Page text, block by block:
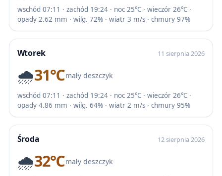
wschód 07:11 · zachód 19:24 · noc 25℃ · wieczór 26℃ ·
opady 2.62 mm · wilg. 72% · wiatr 3 m/s · chmury 97%
Wtorek 11 sierpnia 2026
🌧️31℃mały deszczyk
wschód 07:11 · zachód 19:24 · noc 25℃ · wieczór 26℃ ·
opady 4.86 mm · wilg. 64% · wiatr 2 m/s · chmury 95%
Środa 12 sierpnia 2026
🌧️32℃mały deszczyk